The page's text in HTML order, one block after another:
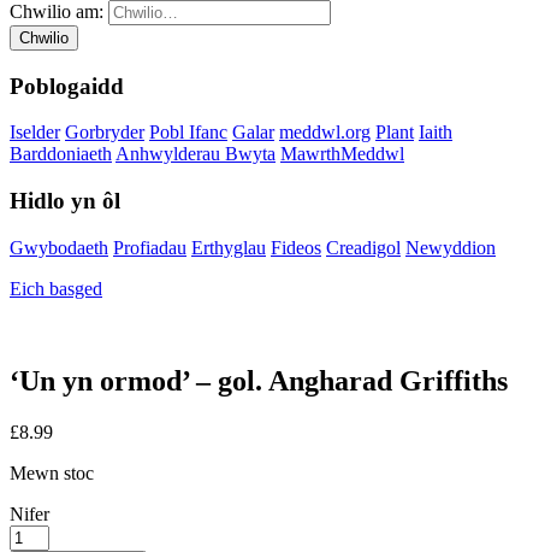
Chwilio am:
Poblogaidd
Iselder Gorbryder Pobl Ifanc Galar meddwl.org Plant Iaith
BarddoniaethAnhwylderau Bwyta MawrthMeddwl
Hidlo yn ôl
Gwybodaeth Profiadau Erthyglau Fideos Creadigol Newyddion
Eich basged
‘Un yn ormod’ – gol. Angharad Griffiths
£8.99
Mewn stoc
Nifer